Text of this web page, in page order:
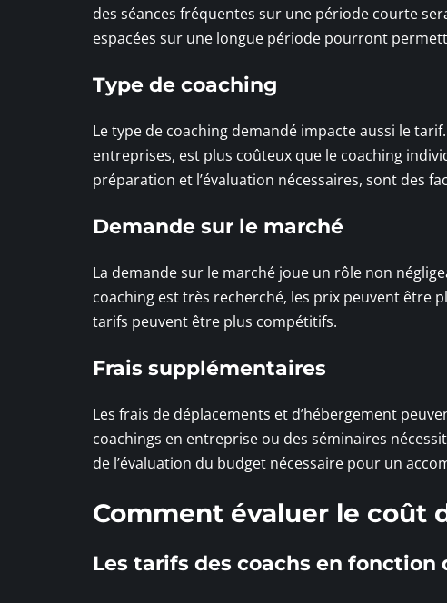
des séances fréquentes sur une période courte
espacées sur une longue période pourront
Type de coaching
Le type de coaching demandé impacte aussi le
entreprises, est plus coûteux que le coaching
préparation et l’évaluation nécessaires, sont des
Demande sur le marché
La demande sur le marché joue un rôle non
coaching est très recherché, les prix peuvent être
tarifs peuvent être plus compétitifs.
Frais supplémentaires
Les frais de déplacements et d’hébergement
coachings en entreprise ou des séminaires
de l’évaluation du budget nécessaire pour un
Comment évaluer le coût
Les tarifs des coachs en fonction